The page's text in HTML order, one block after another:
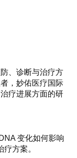
、诊断与治疗方
，妙佑医疗国际
疗进展方面的研
变化如何影响
方案。